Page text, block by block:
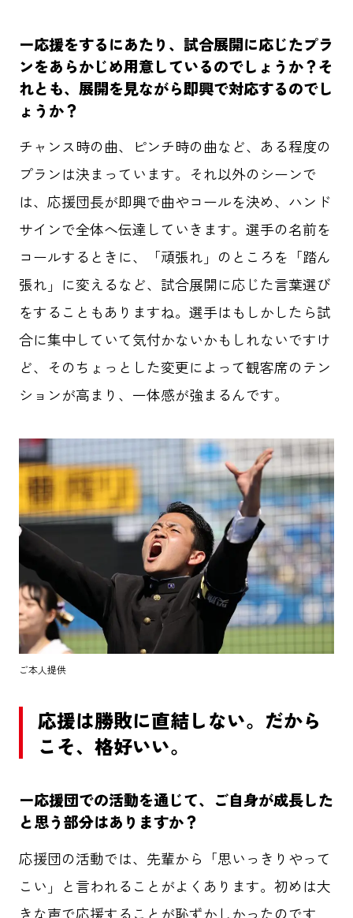
HOME
記事一覧
ABOUT
ダイバーシティ
東京六大学野球 メタバース
先進テクノロジー パラスポーツ
ー応援をするにあたり、試合展開に応じたプラ
ンをあらかじめ用意しているのでしょうか？そ
れとも、展開を見ながら即興で対応するのでし
ょうか？
チャンス時の曲、ピンチ時の曲など、ある程度の
プランは決まっています。それ以外のシーンで
は、応援団長が即興で曲やコールを決め、ハンド
サインで全体へ伝達していきます。選手の名前を
コールするときに、「頑張れ」のところを「踏ん
張れ」に変えるなど、試合展開に応じた言葉選び
をすることもありますね。選手はもしかしたら試
合に集中していて気付かないかもしれないですけ
ど、そのちょっとした変更によって観客席のテン
ションが高まり、一体感が強まるんです。
ご本人提供
応援は勝敗に直結しない。だから
こそ、格好いい。
ー応援団での活動を通じて、ご自身が成長した
と思う部分はありますか？
応援団の活動では、先輩から「思いっきりやって
こい」と言われることがよくあります。初めは大
きな声で応援することが恥ずかしかったのです